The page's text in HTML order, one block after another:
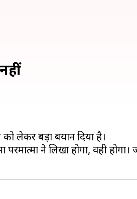
को लेकर बड़ा बयान दिया है।
ने लिखा होगा, वही होगा।